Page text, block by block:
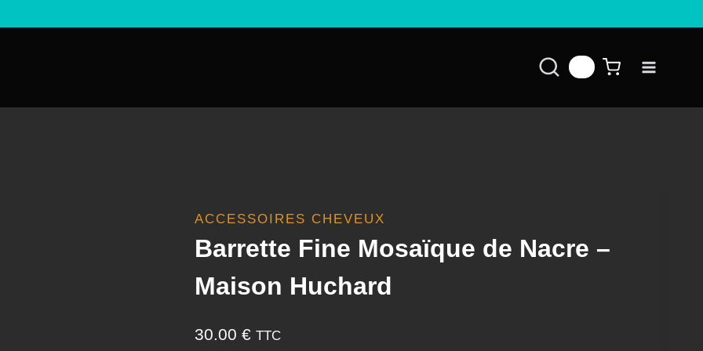
ACCESSOIRES CHEVEUX
Barrette Fine Mosaïque de Nacre –
Maison Huchard
30.00 € TTC